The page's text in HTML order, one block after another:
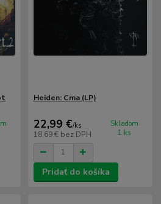
Heiden: Cma (LP)
22,99 €/ks
18,69 € bez DPH
Skladom
1 ks
Pridať do košíka